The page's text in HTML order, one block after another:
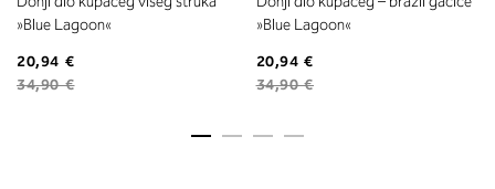
»Blue Lagoon«
20,94 €
34,90 €
»Blue Lagoon«
20,94 €
34,90 €
2. Prsni obseg